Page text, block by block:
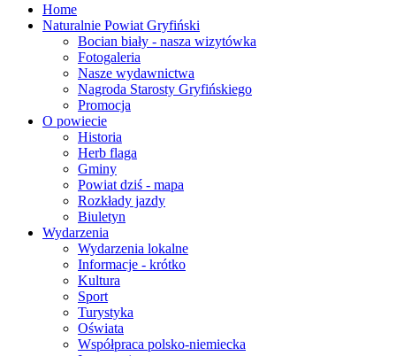
Home
Naturalnie Powiat Gryfiński
Bocian biały - nasza wizytówka
Fotogaleria
Nasze wydawnictwa
Nagroda Starosty Gryfińskiego
Promocja
O powiecie
Historia
Herb flaga
Gminy
Powiat dziś - mapa
Rozkłady jazdy
Biuletyn
Wydarzenia
Wydarzenia lokalne
Informacje - krótko
Kultura
Sport
Turystyka
Oświata
Współpraca polsko-niemiecka